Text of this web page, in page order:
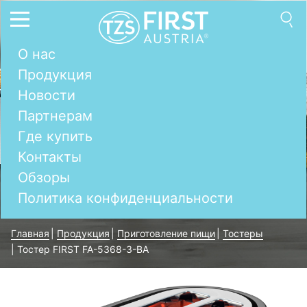
О нас
Продукция
Новости
Партнерам
Где купить
Контакты
Обзоры
Политика конфиденциальности
Главная Продукция Приготовление пищи
Тостеры
Тостер FIRST FA-5368-3-BA